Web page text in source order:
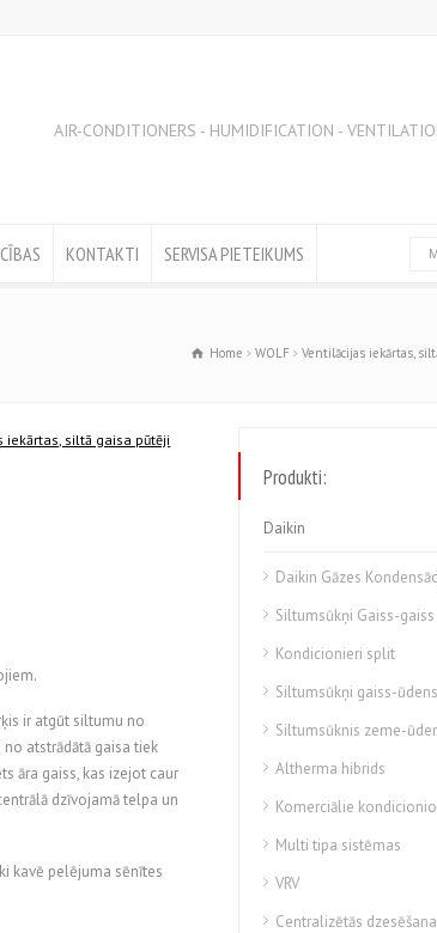
AIR-CONDITIONERS - HUMIDIFICATION -
KONTAKTI SERVISA PIETEIKUMS
Home WOLF Ventilācijas iekārtas,
iekārtas, siltā gaisa pūtēji
ir atgūt siltumu no
atstrādātā gaisa tiek
āra gaiss, kas izejot caur
dzīvojamā telpa un
kavē pelējuma sēnītes
Produkti:
Daikin
Daikin Gāzes
Siltumsūkņi Gaiss-gaiss
Kondicionieri split
Siltumsūkņi gaiss-ūdens
Siltumsūknis zeme-
Altherma hibrids
Komerciālie
Multi tipa sistēmas
VRV
Centralizētās